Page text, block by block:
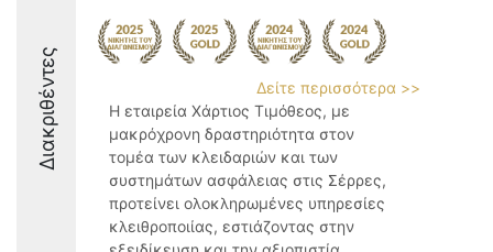
Διακριθέντες
Δείτε περισσότερα >>
Η εταιρεία Χάρτιος Τιμόθεος, με
μακρόχρονη δραστηριότητα στον
τομέα των κλειδαριών και των
συστημάτων ασφάλειας στις Σέρρες,
προτείνει ολοκληρωμένες υπηρεσίες
κλειθροποιίας, εστιάζοντας στην